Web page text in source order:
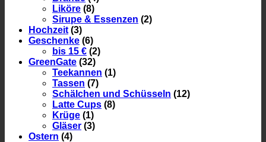
Liköre (8)
Sirupe & Essenzen (2)
Hochzeit (3)
Geschenke (6)
bis 15 € (2)
GreenGate (32)
Teekannen (1)
Tassen (7)
Schälchen und Schüsseln (12)
Latte Cups (8)
Krüge (1)
Gläser (3)
Ostern (4)